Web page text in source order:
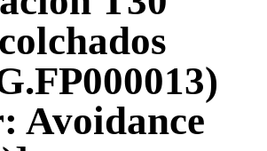
Avoidance